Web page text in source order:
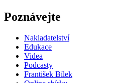
Poznávejte
Nakladatelství
Edukace
Videa
Podcasty
František Bílek